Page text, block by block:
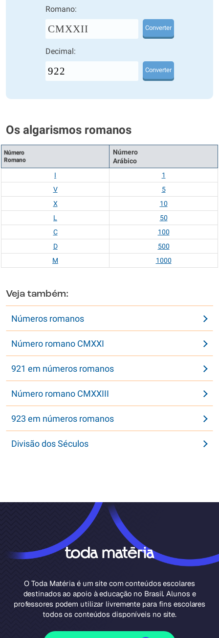
Romano:
CMXXII Converter
Decimal:
Converter
Os algarismos romanos
Número
Romano
Número
Arábico
I
1
V
5
X
10
L
50
C
100
D
500
M
1000
Veja também:
Números romanos
Número romano CMXXI
921 em números romanos
Número romano CMXXIII
923 em números romanos
Divisão dos Séculos
O Toda Matéria é um site com conteúdos escolares
destinados ao apoio à educação no Brasil. Alunos e
professores podem utilizar livremente para fins escolares
todos os conteúdos disponíveis no site.